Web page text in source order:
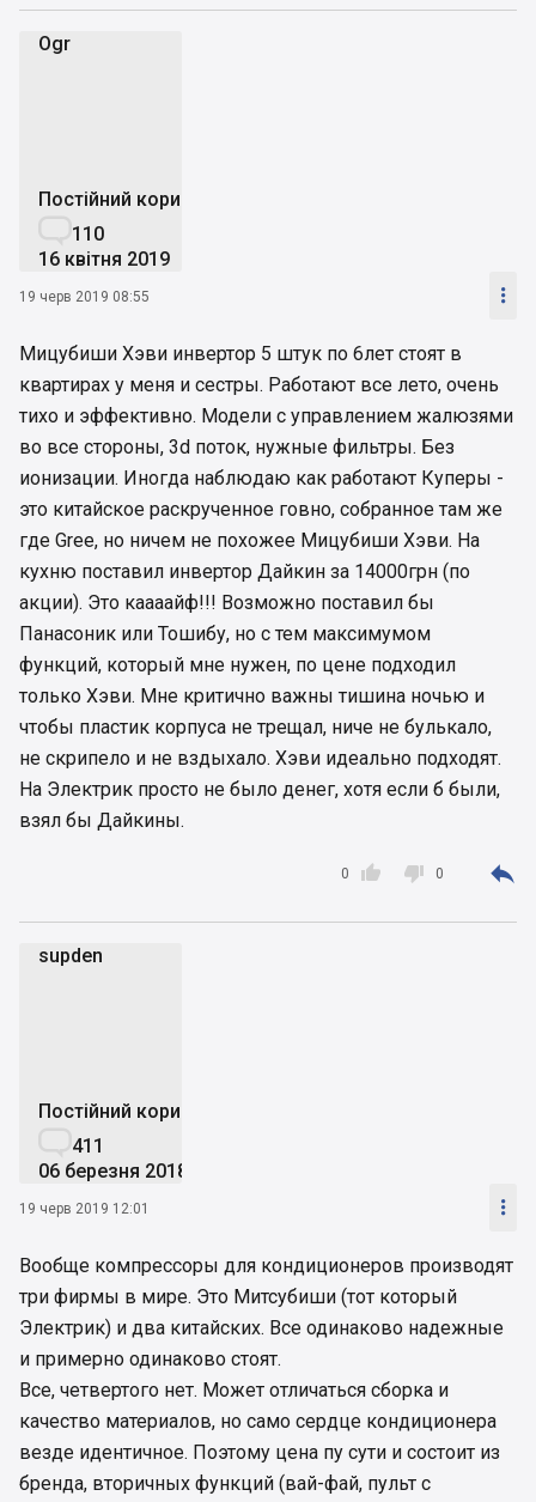
Ogr
Постійний користувач
110
16 квітня 2019
19 черв 2019 08:55 
Мицубиши Хэви инвертор 5 штук по 6лет стоят в
квартирах у меня и сестры. Работают все лето, очень
тихо и эффективно. Модели с управлением жалюзями
во все стороны, 3d поток, нужные фильтры. Без
ионизации. Иногда наблюдаю как работают Куперы -
это китайское раскрученное говно, собранное там же
где Gree, но ничем не похожее Мицубиши Хэви. На
кухню поставил инвертор Дайкин за 14000грн (по
акции). Это каааайф!!! Возможно поставил бы
Панасоник или Тошибу, но с тем максимумом
функций, который мне нужен, по цене подходил
только Хэви. Мне критично важны тишина ночью и
чтобы пластик корпуса не трещал, ниче не булькало,
не скрипело и не вздыхало. Хэви идеально подходят.
На Электрик просто не было денег, хотя если б были,
взял бы Дайкины.

0  0 
supden
Постійний користувач
411
06 березня 2018
19 черв 2019 12:01 
Вообще компрессоры для кондиционеров производят
три фирмы в мире. Это Митсубиши (тот который
Электрик) и два китайских. Все одинаково надежные
и примерно одинаково стоят.
Все, четвертого нет. Может отличаться сборка и
качество материалов, но само сердце кондиционера
везде идентичное. Поэтому цена пу сути и состоит из
бренда, вторичных функций (вай-фай, пульт с